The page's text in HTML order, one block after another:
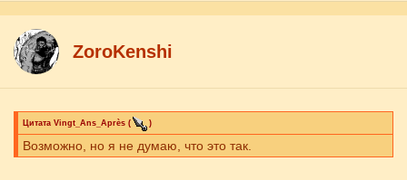
ZoroKenshi
Цитата Vingt_Ans_Après ( )
Возможно, но я не думаю, что это так.